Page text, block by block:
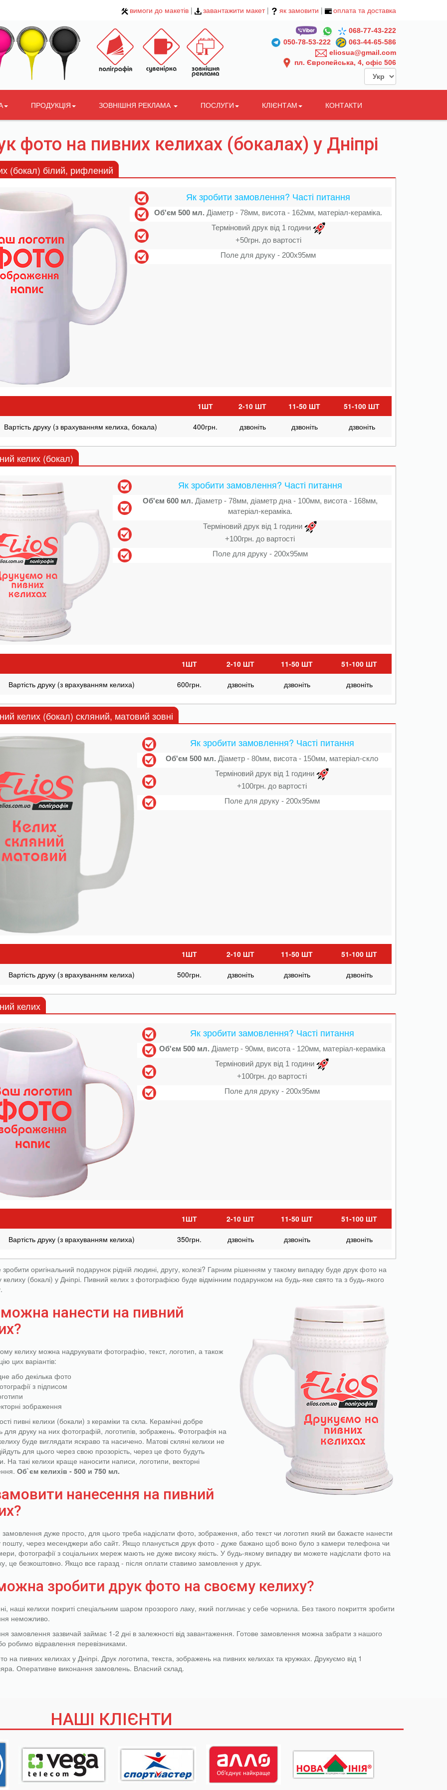
вимоги до макетів | завантажити макет| як замовити | оплата та доставка
068-77-43-222
050-78-53-222
063-44-65-586
eliosua@gmail.com
пл. Європейська, 4, офіс 506
ПРОДУКЦІЯ ЗОВНІШНЯ РЕКЛАМА ПОСЛУГИ КЛІЄНТАМ КОНТАКТИ
фото на пивних келихах (бокалах) у Дніпрі
(бокал) білий, рифлений
Як зробити замовлення? Часті питання
Об'єм 500 мл. Діаметр - 78мм, висота - 162мм, матеріал-кераміка.
Терміновий друк від 1 години
+50грн. до вартості
Поле для друку - 200х95мм
1ШТ 2-10 ШТ 11-50 ШТ 51-100 ШТ
Вартість друку (з врахуванням келиха, бокала) 400грн. дзвоніть дзвоніть дзвоніть
келих (бокал)
Як зробити замовлення? Часті питання
Об'єм 600 мл. Діаметр - 78мм, діаметр дна - 100мм, висота - 168мм,
матеріал-кераміка.
Терміновий друк від 1 години
+100грн. до вартості
Поле для друку - 200х95мм
1ШТ 2-10 ШТ 11-50 ШТ 51-100 ШТ
Вартість друку (з врахуванням келиха) 600грн. дзвоніть дзвоніть дзвоніть
келих (бокал) скляний, матовий зовні
Як зробити замовлення? Часті питання
Об'єм 500 мл. Діаметр - 80мм, висота - 150мм, матеріал-скло
Терміновий друк від 1 години
+100грн. до вартості
Поле для друку - 200х95мм
1ШТ 2-10 ШТ 11-50 ШТ 51-100 ШТ
Вартість друку (з врахуванням келиха) 500грн. дзвоніть дзвоніть дзвоніть
келих
Як зробити замовлення? Часті питання
Об'єм 500 мл. Діаметр - 90мм, висота - 120мм, матеріал-кераміка
Терміновий друк від 1 години
+100грн. до вартості
Поле для друку - 200х95мм
1ШТ 2-10 ШТ 11-50 ШТ 51-100 ШТ
Вартість друку (з врахуванням келиха) 350грн. дзвоніть дзвоніть дзвоніть
оригінальний подарунок рідній людині, другу, колезі? Гарним рішенням у такому випадку буде друк фото на
(бокалі) у Дніпрі. Пивний келих з фотографією буде відмінним подарунком на будь-яке свято та з будь-якого
нанести на пивний
келиху можна надрукувати фотографію, текст, логотип, а також
цих варіантів:
або декілька фото
з підписом
зображення
пивні келихи (бокали) з кераміки та скла. Керамічні добре
для друку на них фотографій, логотипів, зображень. Фотографія на
буде виглядати яскраво та насичено. Матові скляні келихи не
для цього через свою прозорість, через це фото будуть
На такі келихи краще наносити написи, логотипи, векторні
Об`єм келихів - 500 и 750 мл.
нанесення на пивний
дуже просто, для цього треба надіслати фото, зображення, або текст чи логотип який ви бажаєте нанести
через месенджери або сайт. Якщо планується друк фото - дуже бажано щоб воно було з камери телефона чи
фотографії з соціальних мереж мають не дуже високу якість. У будь-якому випадку ви можете надіслати фото на
це безкоштовно. Якщо все гаразд - після оплати ставимо замовлення у друк.
зробити друк фото на своєму келиху?
наші келихи покриті спеціальним шаром прозорого лаку, який поглинає у себе чорнила. Без такого покриття зробити
неможливо.
замовлення зазвичай займає 1-2 дні в залежності від завантаження. Готове замовлення можна забрати з нашого
робимо відравлення перевізниками.
на пивних келихах у Дніпрі. Друк логотипа, текста, зображень на пивних келихах та кружках. Друкуємо від 1
Оперативне виконання замовлень. Власний склад.
НАШІ КЛІЄНТИ